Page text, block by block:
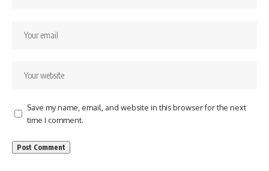
Save my name, email, and website in this browser for the next
time I comment.